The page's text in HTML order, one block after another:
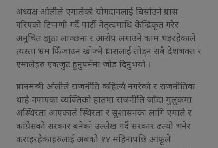
अध्यक्ष ओलीले एमालेको योगदानलाई बिर्साउने प्रयास
गरिएको टिप्पणी गर्दै पार्टी नेतृत्वमाथि केन्द्रिकृत गरेर
अनुचित झुठा लाञ्छना र आरोप लगाउने काम भइरहेकाले
त्यस्ता भ्रम फिँजाउन खोज्ने प्रयासलाई तोड्न सबै देशभक्त र
एमालेहरु एकजुट हुनुपर्नेमा जोड दिनुभयो ।
प्रधानमन्त्री ओलीले राजनीति कहिल्यै नगरेको र राजनीतिक
थाहै नपाएका व्यक्तिको हातमा राजनीति जाँदा मुलुकमा
अस्थिरता आएकाले स्थिरता र सुशासनका लागि एमाले र
कांग्रेसको सरकार बनेको उल्लेख गर्दै सरकार ढल्यो भनेर
कराइरहेकाहरुलाई अबको १४ महिनापछि आफूले